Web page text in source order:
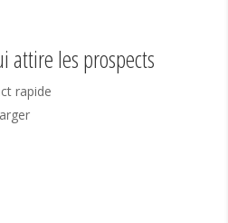
attire les prospects
rapide